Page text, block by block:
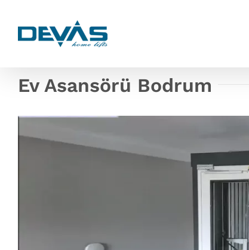
content
Ev Asansörü Bodrum